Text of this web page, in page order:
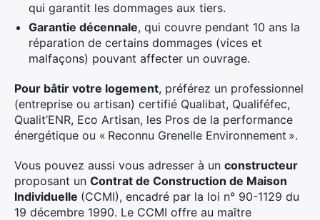
qui garantit les dommages aux tiers.
Garantie décennale, qui couvre pendant 10 ans la
réparation de certains dommages (vices et
malfaçons) pouvant affecter un ouvrage.
Pour bâtir votre logement, préférez un professionnel
(entreprise ou artisan) certifié Qualibat, Qualiféfec,
Qualit’ENR, Eco Artisan, les Pros de la performance
énergétique ou « Reconnu Grenelle Environnement ».
Vous pouvez aussi vous adresser à un constructeur
proposant un Contrat de Construction de Maison
Individuelle (CCMI), encadré par la loi n° 90-1129 du
19 décembre 1990. Le CCMI offre au maître